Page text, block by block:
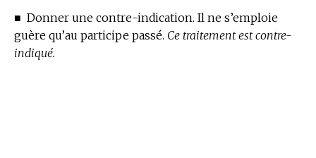
■ Donner une contre-indication. Il ne s’emploie
guère qu’au participe passé. Ce traitement est contre-
indiqué.